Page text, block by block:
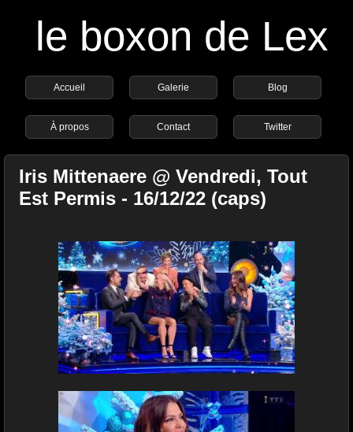
le boxon de Lex
Accueil Galerie Blog
À propos Contact Twitter
Iris Mittenaere @ Vendredi, Tout
Est Permis - 16/12/22 (caps)